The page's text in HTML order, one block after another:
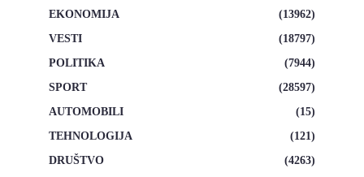
EKONOMIJA
(13962)
VESTI
(18797)
POLITIKA
(7944)
SPORT
(28597)
AUTOMOBILI
(15)
TEHNOLOGIJA
(121)
DRUŠTVO
(4263)